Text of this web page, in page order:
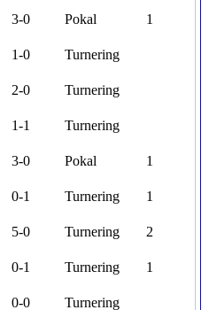
3-0 Pokal
1
1-0
Turnering
2-0
Turnering
1-1
Turnering
3-0 Pokal
1
0-1 Turnering
1
5-0 Turnering
2
0-1 Turnering
1
0-0
Turnering